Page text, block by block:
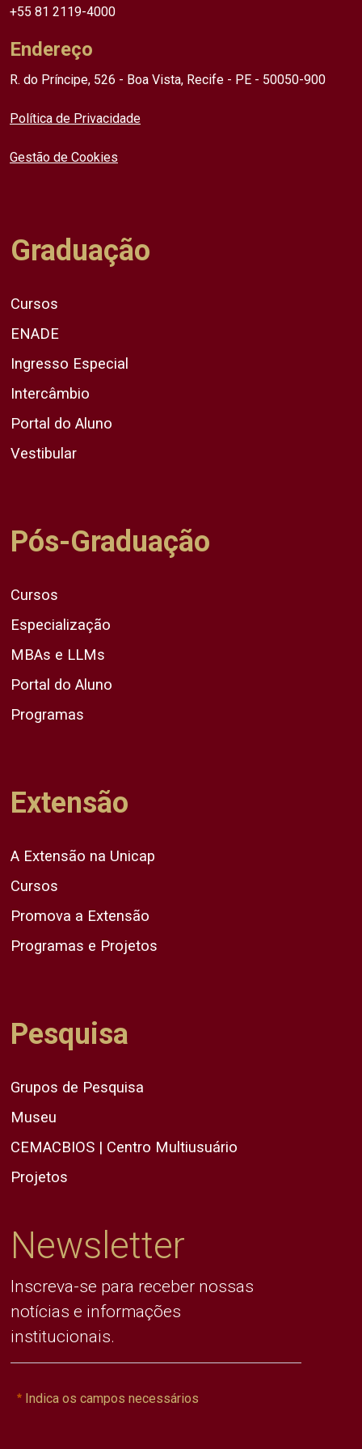
+55 81 2119-4000
Endereço
R. do Príncipe, 526 - Boa Vista, Recife - PE - 50050-900
Política de Privacidade
Gestão de Cookies
Graduação
Cursos
ENADE
Ingresso Especial
Intercâmbio
Portal do Aluno
Vestibular
Pós-Graduação
Cursos
Especialização
MBAs e LLMs
Portal do Aluno
Programas
Extensão
A Extensão na Unicap
Cursos
Promova a Extensão
Programas e Projetos
Pesquisa
Grupos de Pesquisa
Museu
CEMACBIOS | Centro Multiusuário
Projetos
Newsletter
Inscreva-se para receber nossas
notícias e informações
institucionais.
Indica os campos necessários